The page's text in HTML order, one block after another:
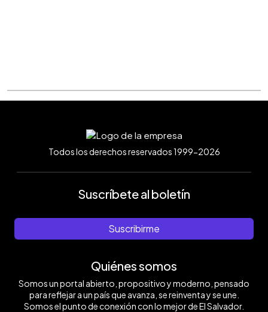
Todos los derechos reservados 1999-2026
Suscríbete al boletín
Suscribirme
Quiénes somos
Somos un portal abierto, propositivo y moderno, pensado
para reflejar a un país que avanza, se reinventa y se une.
Somos el punto de conexión con lo mejor de El Salvador.